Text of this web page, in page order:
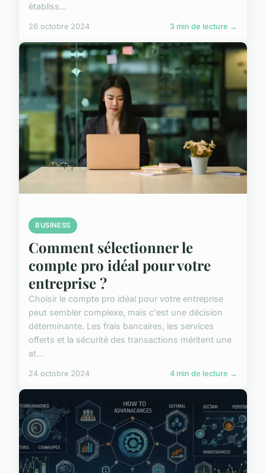
établiss...
26 octobre 2024 3 min de lecture →
BUSINESS
Comment sélectionner le
compte pro idéal pour votre
entreprise ?
Choisir le compte pro idéal pour votre entreprise
peut sembler complexe, mais c'est une décision
déterminante. Les frais bancaires, les services
offerts et la sécurité des transactions méritent une
at...
24 octobre 2024 4 min de lecture →